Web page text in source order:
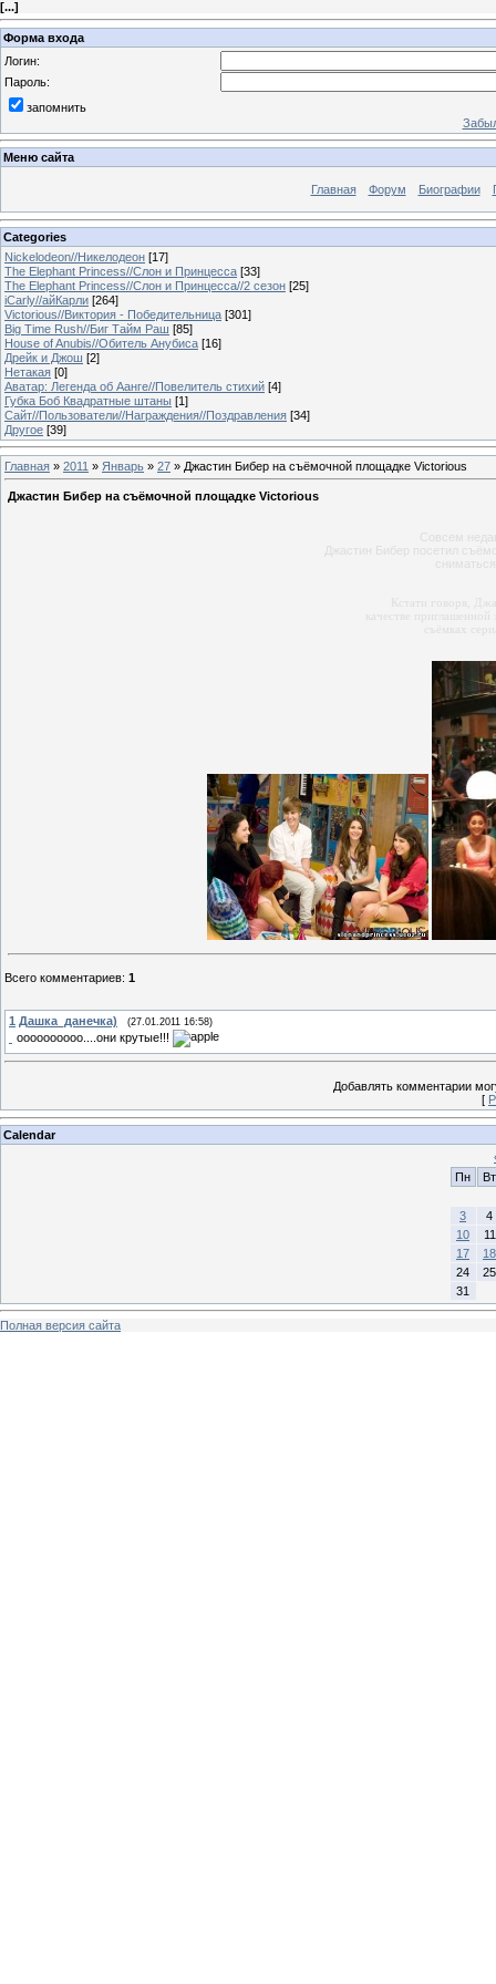
[...]
Форма входа
Логин:
Пароль:
запомнить
Меню сайта
Главная Форум Биографии
Categories
Nickelodeon//Никелодеон [17]
The Elephant Princess//Слон и Принцесса [33]
The Elephant Princess//Слон и Принцесса//2 сезон [25]
iCarly//айКарли [264]
Victorious//Виктория - Победительница [301]
Big Time Rush//Биг Тайм Раш [85]
House of Anubis//Обитель Анубиса [16]
Дрейк и Джош [2]
Нетакая [0]
Аватар: Легенда об Аанге//Повелитель стихий [4]
Губка Боб Квадратные штаны [1]
Сайт//Пользователи//Награждения//Поздравления [34]
Другое [39]
Главная » 2011 » Январь » 27 » Джастин Бибер на съёмочной площадке Victorious
Джастин Бибер на съёмочной площадке Victorious
Совсем
Джастин Бибер посетил
съёмках
Всего комментариев: 1
1 Дашка_данечка) (27.01.2011 16:58)
оооооооооо....они крутые!!!
Добавлять комментарии
[
Calendar
Пн
Вт
3
4
10
11
17
18
24
25
31
Полная версия сайта